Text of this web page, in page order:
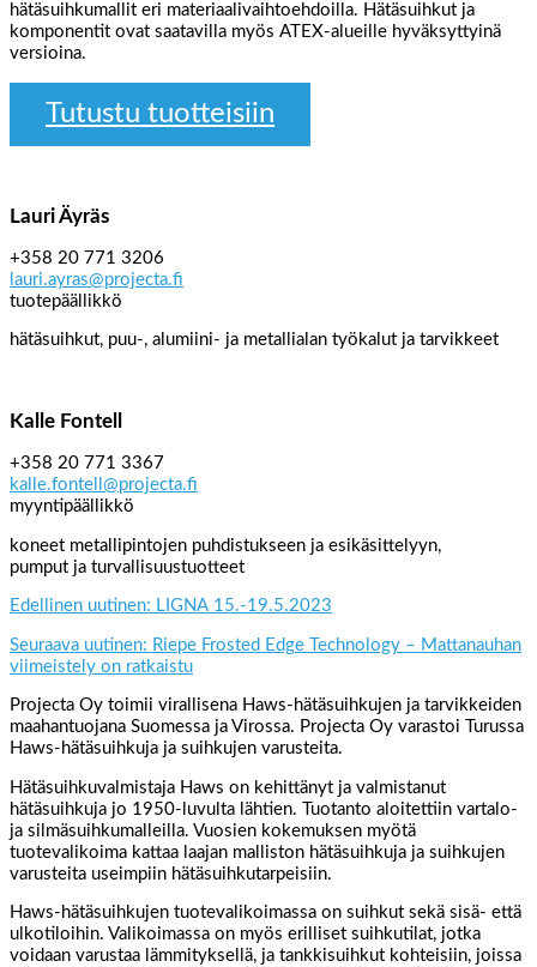
hätäsuihkumallit eri materiaalivaihtoehdoilla. Hätäsuihkut ja
komponentit ovat saatavilla myös ATEX-alueille hyväksyttyinä
versioina.
Tutustu tuotteisiin
Lauri Äyräs
+358 20 771 3206
lauri.ayras@projecta.fi
tuotepäällikkö
hätäsuihkut, puu-, alumiini- ja metallialan työkalut ja tarvikkeet
Kalle Fontell
+358 20 771 3367
kalle.fontell@projecta.fi
myyntipäällikkö
koneet metallipintojen puhdistukseen ja esikäsittelyyn,
pumput ja turvallisuustuotteet
Edellinen uutinen: LIGNA 15.-19.5.2023
Seuraava uutinen: Riepe Frosted Edge Technology – Mattanauhan
viimeistely on ratkaistu
Projecta Oy toimii virallisena Haws-hätäsuihkujen ja tarvikkeiden
maahantuojana Suomessa ja Virossa. Projecta Oy varastoi Turussa
Haws-hätäsuihkuja ja suihkujen varusteita.
Hätäsuihkuvalmistaja Haws on kehittänyt ja valmistanut
hätäsuihkuja jo 1950-luvulta lähtien. Tuotanto aloitettiin vartalo-
ja silmäsuihkumalleilla. Vuosien kokemuksen myötä
tuotevalikoima kattaa laajan malliston hätäsuihkuja ja suihkujen
varusteita useimpiin hätäsuihkutarpeisiin.
Haws-hätäsuihkujen tuotevalikoimassa on suihkut sekä sisä- että
ulkotiloihin. Valikoimassa on myös erilliset suihkutilat, jotka
voidaan varustaa lämmityksellä, ja tankkisuihkut kohteisiin, joissa